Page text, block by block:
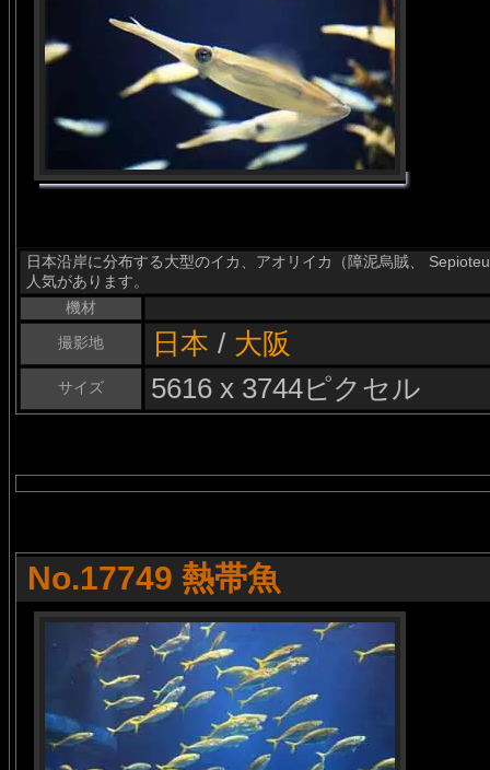
日本沿岸に分布する大型のイカ、アオリイカ（障泥烏賊、
人気があります。
機材
撮影地
日本 / 大阪
サイズ 5616 x 3744ピクセル
No.17749 熱帯魚